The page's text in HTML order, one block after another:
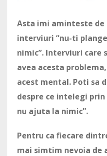
Asta imi aminteste de
interviuri “nu-ti
nimic”. Interviuri care
avea acesta
acest mental. Poti sa
despre ce intelegi
nu ajuta la nimic”.
Pentru ca fiecare
mai simtim nevoia de